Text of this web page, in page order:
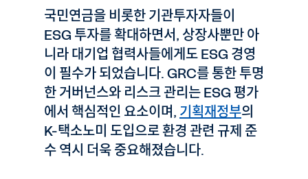
국민연금을 비롯한 기관투자자들이
ESG 투자를 확대하면서, 상장사뿐만 아
니라 대기업 협력사들에게도 ESG 경영
이 필수가 되었습니다. GRC를 통한 투명
한 거버넌스와 리스크 관리는 ESG 평가
에서 핵심적인 요소이며, 기획재정부의
K-택소노미 도입으로 환경 관련 규제 준
수 역시 더욱 중요해졌습니다.